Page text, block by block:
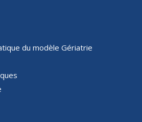
du modèle Gériatrie